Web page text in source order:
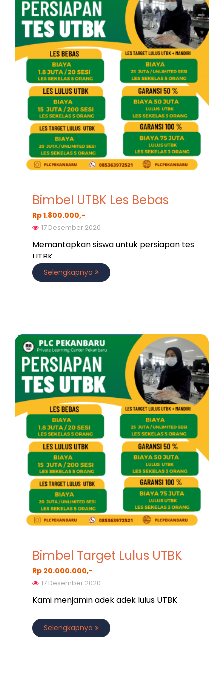
Bimbel UTBK Les Bebas
Rp 1.800.000,-
17 Desember 2020
Memantapkan siswa untuk persiapan tes
UTBK
Selengkapnya
Bimbel Target Lulus UTBK
Rp 20.000.000,-
17 Desember 2020
Kami menjamin adek adek lulus UTBK
Selengkapnya